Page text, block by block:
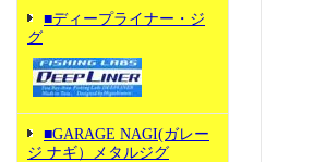
■ディープライナー・ジ
グ
■GARAGE NAGI(ガレー
ジ ナギ）メタルジグ